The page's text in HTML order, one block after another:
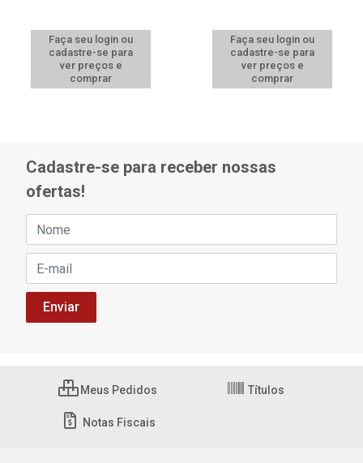
Faça seu login ou
cadastre-se para
ver preços e
comprar
Faça seu login ou
cadastre-se para
ver preços e
comprar
Cadastre-se para receber nossas
ofertas!
Meus Pedidos Títulos
Notas Fiscais